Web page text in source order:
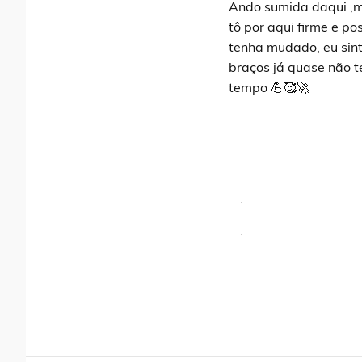
Ando sumida daqui
tô por aqui firme e
tenha mudado, eu
braços já quase não
tempo 💪🥰🚀